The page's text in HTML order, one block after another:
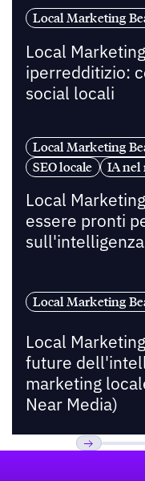
Local Marketing
Local
iperredditizio:
social locali
Local Marketing
SEO locale
IA nel
Local
essere pronti
Local Marketing
Local
future
marketing
Near Media)